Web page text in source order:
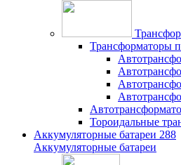
Трансформаторы
Тороидальные
Аккумуляторные батареи 288
Аккумуляторные батареи